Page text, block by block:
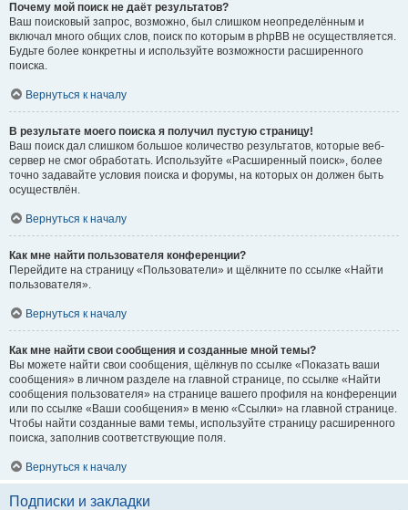
Почему мой поиск не даёт результатов?
Ваш поисковый запрос, возможно, был слишком неопределённым и
включал много общих слов, поиск по которым в phpBB не осуществляется.
Будьте более конкретны и используйте возможности расширенного
поиска.
Вернуться к началу
В результате моего поиска я получил пустую страницу!
Ваш поиск дал слишком большое количество результатов, которые веб-
сервер не смог обработать. Используйте «Расширенный поиск», более
точно задавайте условия поиска и форумы, на которых он должен быть
осуществлён.
Вернуться к началу
Как мне найти пользователя конференции?
Перейдите на страницу «Пользователи» и щёлкните по ссылке «Найти
пользователя».
Вернуться к началу
Как мне найти свои сообщения и созданные мной темы?
Вы можете найти свои сообщения, щёлкнув по ссылке «Показать ваши
сообщения» в личном разделе на главной странице, по ссылке «Найти
сообщения пользователя» на странице вашего профиля на конференции
или по ссылке «Ваши сообщения» в меню «Ссылки» на главной странице.
Чтобы найти созданные вами темы, используйте страницу расширенного
поиска, заполнив соответствующие поля.
Вернуться к началу
Подписки и закладки